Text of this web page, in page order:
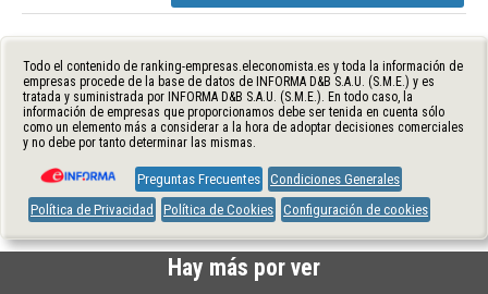
Todo el contenido de ranking-empresas.eleconomista.es y toda la información de
empresas procede de la base de datos de INFORMA D&B S.A.U. (S.M.E.) y es
tratada y suministrada por INFORMA D&B S.A.U. (S.M.E.). En todo caso, la
información de empresas que proporcionamos debe ser tenida en cuenta sólo
como un elemento más a considerar a la hora de adoptar decisiones comerciales
y no debe por tanto determinar las mismas.
Preguntas Frecuentes Condiciones Generales
Política de Privacidad
Política de Cookies Configuración de cookies
Hay más por ver